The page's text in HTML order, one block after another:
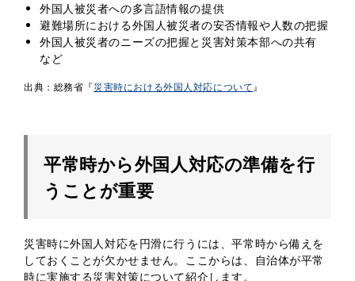
外国人被災者への多言語情報の提供
避難場所における外国人被災者の安否情報や人数の把握
外国人被災者のニーズの把握と災害対策本部への共有
など
出典：総務省『災害時における外国人対応について』
平常時から外国人対応の準備を行
うことが重要
災害時に外国人対応を円滑に行うには、平常時から備えを
しておくことが欠かせません。ここからは、自治体が平常
時に実施する災害対策について紹介します。